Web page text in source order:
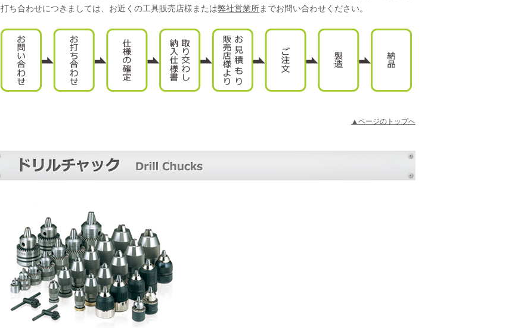
打ち合わせにつきましては、お近くの工具販売店様または弊社営業所までお問い合わせください。
▲ページのトップへ